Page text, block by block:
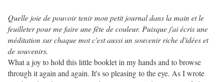
Quelle joie de pouvoir tenir mon petit journal dans la main et le
feuilleter pour me faire une fête de couleur. Puisque j'ai écris une
méditation sur chaque mot c'est aussi un souvenir riche d'idées et
de souvenirs.
What a joy to hold this little booklet in my hands and to browse
through it again and again. It's so pleasing to the eye. As I wrote